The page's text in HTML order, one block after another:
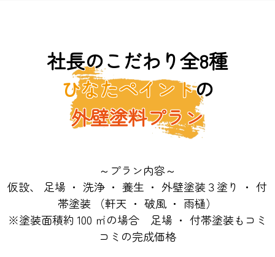
社長のこだわり全8種
ひなたペイントの
外壁塗料プラン
～プラン内容～
仮設、 足場 ・ 洗浄 ・ 養生 ・ 外壁塗装３塗り ・ 付
帯塗装 （軒天 ・ 破風 ・ 雨樋）
※塗装面積約 100 ㎡の場合 足場 ・ 付帯塗装もコミ
コミの完成価格